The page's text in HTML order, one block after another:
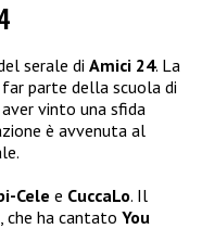
serale di Amici 24. La
parte della scuola di
vinto una sfida
è avvenuta al
Cele e CuccaLo. Il
, che ha cantato You